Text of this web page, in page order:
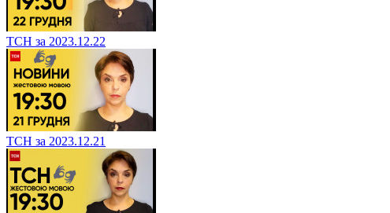
ТСН за 2023.12.22
ТСН за 2023.12.21